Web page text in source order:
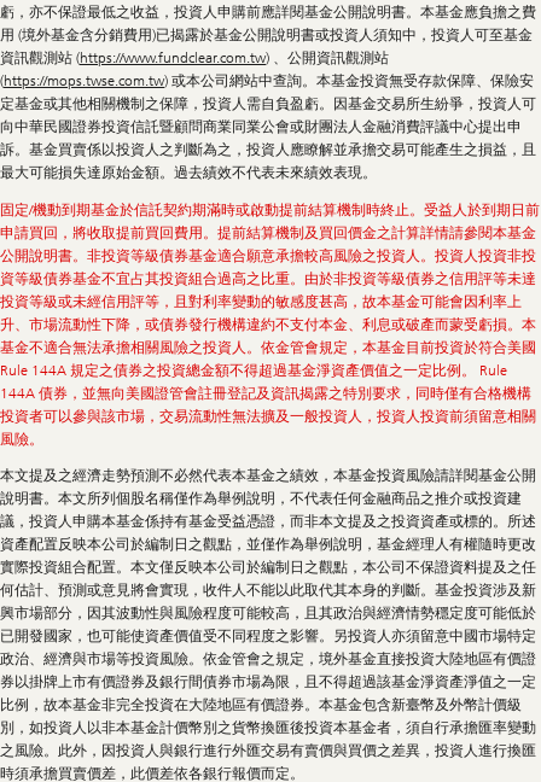
虧，亦不保證最低之收益，投資人申購前應詳閱基金公開說明書。本基金應負擔之費
用 (境外基金含分銷費用)已揭露於基金公開說明書或投資人須知中，投資人可至基金
資訊觀測站 (https://www.fundclear.com.tw) 、公開資訊觀測站
(https://mops.twse.com.tw) 或本公司網站中查詢。本基金投資無受存款保障、保險安
定基金或其他相關機制之保障，投資人需自負盈虧。因基金交易所生紛爭，投資人可
向中華民國證券投資信託暨顧問商業同業公會或財團法人金融消費評議中心提出申
訴。基金買賣係以投資人之判斷為之，投資人應瞭解並承擔交易可能產生之損益，且
最大可能損失達原始金額。過去績效不代表未來績效表現。
固定/機動到期基金於信託契約期滿時或啟動提前結算機制時終止。受益人於到期日前
申請買回，將收取提前買回費用。提前結算機制及買回價金之計算詳情請參閱本基金
公開說明書。非投資等級債券基金適合願意承擔較高風險之投資人。投資人投資非投
資等級債券基金不宜占其投資組合過高之比重。由於非投資等級債券之信用評等未達
投資等級或未經信用評等，且對利率變動的敏感度甚高，故本基金可能會因利率上
升、市場流動性下降，或債券發行機構違約不支付本金、利息或破產而蒙受虧損。本
基金不適合無法承擔相關風險之投資人。依金管會規定，本基金目前投資於符合美國
Rule 144A 規定之債券之投資總金額不得超過基金淨資產價值之一定比例。 Rule
144A 債券，並無向美國證管會註冊登記及資訊揭露之特別要求，同時僅有合格機構
投資者可以參與該市場，交易流動性無法擴及一般投資人，投資人投資前須留意相關
風險。
本文提及之經濟走勢預測不必然代表本基金之績效，本基金投資風險請詳閱基金公開
說明書。本文所列個股名稱僅作為舉例說明，不代表任何金融商品之推介或投資建
議，投資人申購本基金係持有基金受益憑證，而非本文提及之投資資產或標的。所述
資產配置反映本公司於編制日之觀點，並僅作為舉例說明，基金經理人有權隨時更改
實際投資組合配置。本文僅反映本公司於編制日之觀點，本公司不保證資料提及之任
何估計、預測或意見將會實現，收件人不能以此取代其本身的判斷。基金投資涉及新
興市場部分，因其波動性與風險程度可能較高，且其政治與經濟情勢穩定度可能低於
已開發國家，也可能使資產價值受不同程度之影響。另投資人亦須留意中國市場特定
政治、經濟與市場等投資風險。依金管會之規定，境外基金直接投資大陸地區有價證
券以掛牌上市有價證券及銀行間債券市場為限，且不得超過該基金淨資產淨值之一定
比例，故本基金非完全投資在大陸地區有價證券。本基金包含新臺幣及外幣計價級
別，如投資人以非本基金計價幣別之貨幣換匯後投資本基金者，須自行承擔匯率變動
之風險。此外，因投資人與銀行進行外匯交易有賣價與買價之差異，投資人進行換匯
時須承擔買賣價差，此價差依各銀行報價而定。